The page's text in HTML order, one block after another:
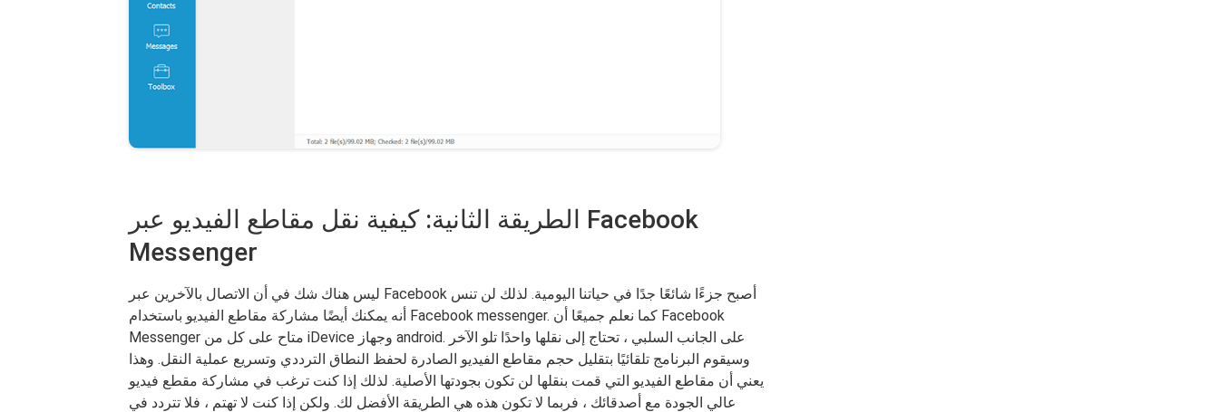
الطريقة الثانية: كيفية نقل مقاطع الفيديو عبر Facebook
Messenger
ليس هناك شك في أن الاتصال بالآخرين عبر Facebook أصبح جزءًا شائعًا جدًا في حياتنا اليومية. لذلك لن تنس
أنه يمكنك أيضًا مشاركة مقاطع الفيديو باستخدام Facebook messenger. كما نعلم جميعًا أن Facebook
Messenger متاح على كل من iDevice وجهاز android. على الجانب السلبي ، تحتاج إلى نقلها واحدًا تلو الآخر
وسيقوم البرنامج تلقائيًا بتقليل حجم مقاطع الفيديو الصادرة لحفظ النطاق الترددي وتسريع عملية النقل. وهذا
يعني أن مقاطع الفيديو التي قمت بنقلها لن تكون بجودتها الأصلية. لذلك إذا كنت ترغب في مشاركة مقطع فيديو
عالي الجودة مع أصدقائك ، فربما لا تكون هذه هي الطريقة الأفضل لك. ولكن إذا كنت لا تهتم ، فلا تتردد في